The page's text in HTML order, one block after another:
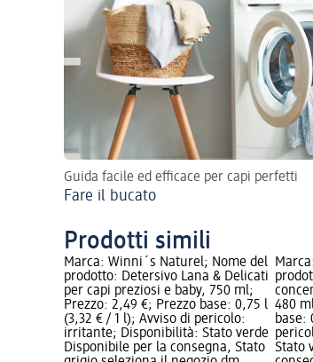
Guida facile ed efficace per capi perfetti
Fare il bucato
Prodotti simili
Marca: Winni´s Naturel; Nome del
prodotto: Detersivo Lana & Delicati
per capi preziosi e baby, 750 ml;
Prezzo: 2,49 €; Prezzo base: 0,75 l
(3,32 € / 1 l); Avviso di pericolo:
irritante; Disponibilità: Stato verde
Disponibile per la consegna, Stato
480
base:
Stato